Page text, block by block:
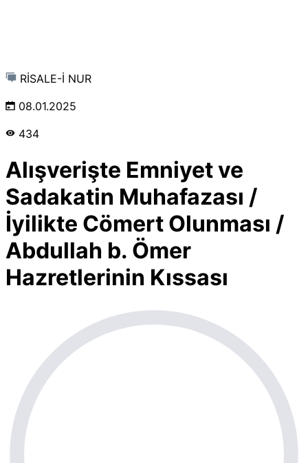
RİSALE-İ NUR
08.01.2025
434
Alışverişte Emniyet ve
Sadakatin Muhafazası /
İyilikte Cömert Olunması /
Abdullah b. Ömer
Hazretlerinin Kıssası